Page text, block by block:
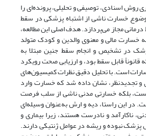
روش اسنادی، توصیفی و تحلیلی، پرونده‌ای را
خسارت ناشی از اشتباه پزشکی در سقط
مجاز می‌پردازد. هدف اصلی این مطالعه،
خسارت مالی و معنوی والدین و کودک متولد
در تشخیص و انجام سقط جنین مبتلا به
قانوناً قابل سقط بود، و ارزیابی صحت رویکرد
است. با تحلیل دقیق نظرات کمیسیون‌های
تجدیدنظر، نشان داده شد که خسارت وارد
بلکه خسارتی مدنی ناشی از سلب فرصت
در این راستا، دیه و ارش به‌عنوان وسیله‌ای
ناکارآمد و نادرست هستند، زیرا بیماری و
نبوده و ریشه در عوامل ژنتیکی دارند.